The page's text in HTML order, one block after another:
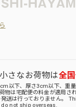
さなお荷物は全
以下、厚さ3cm以下、重
物は宅配便の料金が適用さ
発送は行っておりません。
not ship overseas.